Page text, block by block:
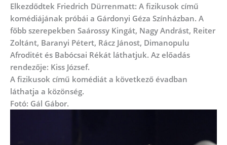
Elkezdődtek Friedrich Dürrenmatt: A fizikusok című
komédiájának próbái a Gárdonyi Géza Színházban. A
főbb szerepekben Saárossy Kingát, Nagy Andrást, Reiter
Zoltánt, Baranyi Pétert, Rácz Jánost, Dimanopulu
Afroditét és Babócsai Rékát láthatjuk. Az előadás
rendezője: Kiss József.
A fizikusok című komédiát a következő évadban
láthatja a közönség.
Fotó: Gál Gábor.